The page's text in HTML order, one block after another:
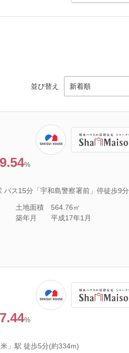
並び替え
9.54%
バス15分「宇和島警察署前」停徒歩9分
土地面積
564.76㎡
築年月 平成17年1月
7.44%
」駅 徒歩5分(約334m)